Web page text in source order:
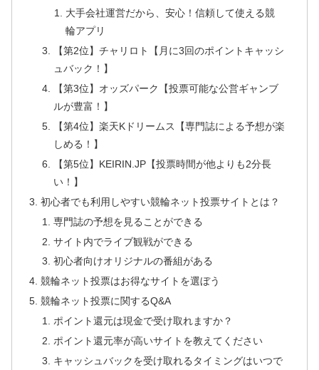
大手会社運営だから、安心！信頼して使える競
輪アプリ
【第2位】チャリロト【月に3回のポイントキャッシ
ュバック！】
【第3位】オッズパーク【投票可能な公営ギャンブ
ルが豊富！】
【第4位】楽天Kドリームス【専門誌による予想が楽
しめる！】
【第5位】KEIRIN.JP【投票時間が他よりも2分長
い！】
初心者でも利用しやすい競輪ネット投票サイトとは？
専門誌の予想を見ることができる
サイト内でライブ観戦ができる
初心者向けオリジナルの番組がある
競輪ネット投票はお得なサイトを選ぼう
競輪ネット投票に関するQ&A
ポイント還元は現金で受け取れますか？
ポイント還元率が高いサイトを教えてください
キャッシュバックを受け取れるタイミングはいつで